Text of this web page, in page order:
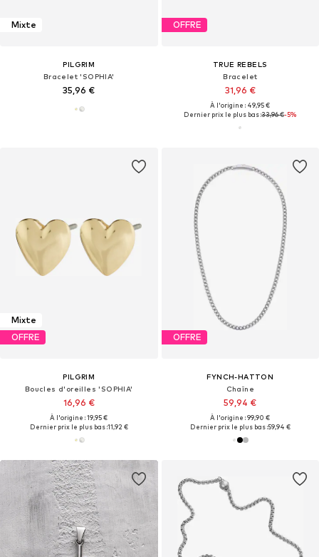
Mixte
PILGRIM
Bracelet 'SOPHIA'
35,96 €
OFFRE
TRUE REBELS
Bracelet
31,96 €
À l'origine : 49,95 €
Dernier prix le plus bas :33,96 €-5%
Mixte
OFFRE
PILGRIM
Boucles d'oreilles 'SOPHIA'
16,96 €
À l'origine : 19,95 €
Dernier prix le plus bas :11,92 €
OFFRE
FYNCH-HATTON
Chaîne
59,94 €
À l'origine : 99,90 €
Dernier prix le plus bas :59,94 €